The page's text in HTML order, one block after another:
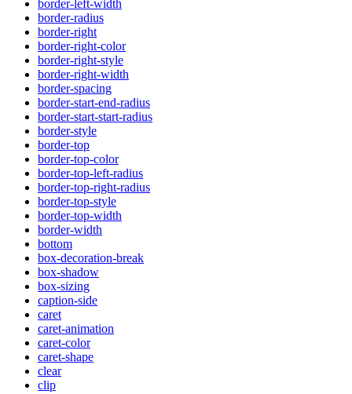
border-left-width
border-radius
border-right
border-right-color
border-right-style
border-right-width
border-spacing
border-start-end-radius
border-start-start-radius
border-style
border-top
border-top-color
border-top-left-radius
border-top-right-radius
border-top-style
border-top-width
border-width
bottom
box-decoration-break
box-shadow
box-sizing
caption-side
caret
caret-animation
caret-color
caret-shape
clear
clip